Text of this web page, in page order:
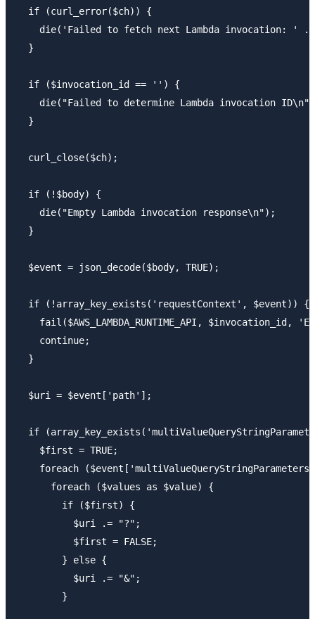
  if (curl_error($ch)) {
die('Failed to fetch next Lambda invocation: ' .
  }
  if ($invocation_id == '') {
die("Failed to determine Lambda invocation
  }
  curl_close($ch);
  if (!$body) {
    die("Empty Lambda invocation response\n");
  }
  $event = json_decode($body, TRUE);
  if (!array_key_exists('requestContext', $event)) {
fail($AWS_LAMBDA_RUNTIME_API, $invocation_id,
    continue;
  }
  $uri = $event['path'];
if
    $first = TRUE;
foreach
      foreach ($values as $value) {
        if ($first) {
          $uri .= "?";
          $first = FALSE;
        } else {
          $uri .= "&";
        }